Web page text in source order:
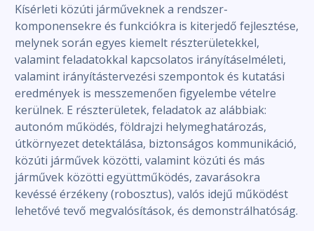
Kísérleti közúti járműveknek a rendszer-
komponensekre és funkciókra is kiterjedő fejlesztése,
melynek során egyes kiemelt részterületekkel,
valamint feladatokkal kapcsolatos irányításelméleti,
valamint irányítástervezési szempontok és kutatási
eredmények is messzemenően figyelembe vételre
kerülnek. E részterületek, feladatok az alábbiak:
autonóm működés, földrajzi helymeghatározás,
útkörnyezet detektálása, biztonságos kommunikáció,
közúti járművek közötti, valamint közúti és más
járművek közötti együttműködés, zavarásokra
kevéssé érzékeny (robosztus), valós idejű működést
lehetővé tevő megvalósítások, és demonstrálhatóság.